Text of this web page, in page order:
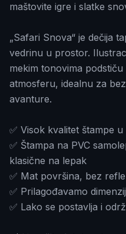
maštovite igre i slatke
„Safari Snova“ je dečija
vedrinu u prostor.
mekim tonovima
atmosferu, idealnu za
avanture.
✅ Visok kvalitet štampe
✅ Štampa na PVC
klasične na lepak
✅ Mat površina, bez
✅ Prilagođavamo
✅ Lako se postavlja i